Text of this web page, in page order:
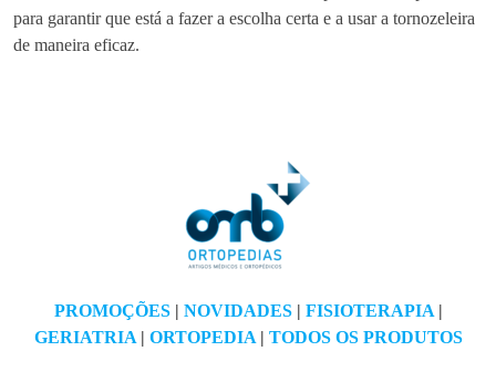
para garantir que está a fazer a escolha certa e a usar a tornozeleira
de maneira eficaz.
PROMOÇÕES| NOVIDADES| FISIOTERAPIA|
GERIATRIA| ORTOPEDIA| TODOS OS PRODUTOS